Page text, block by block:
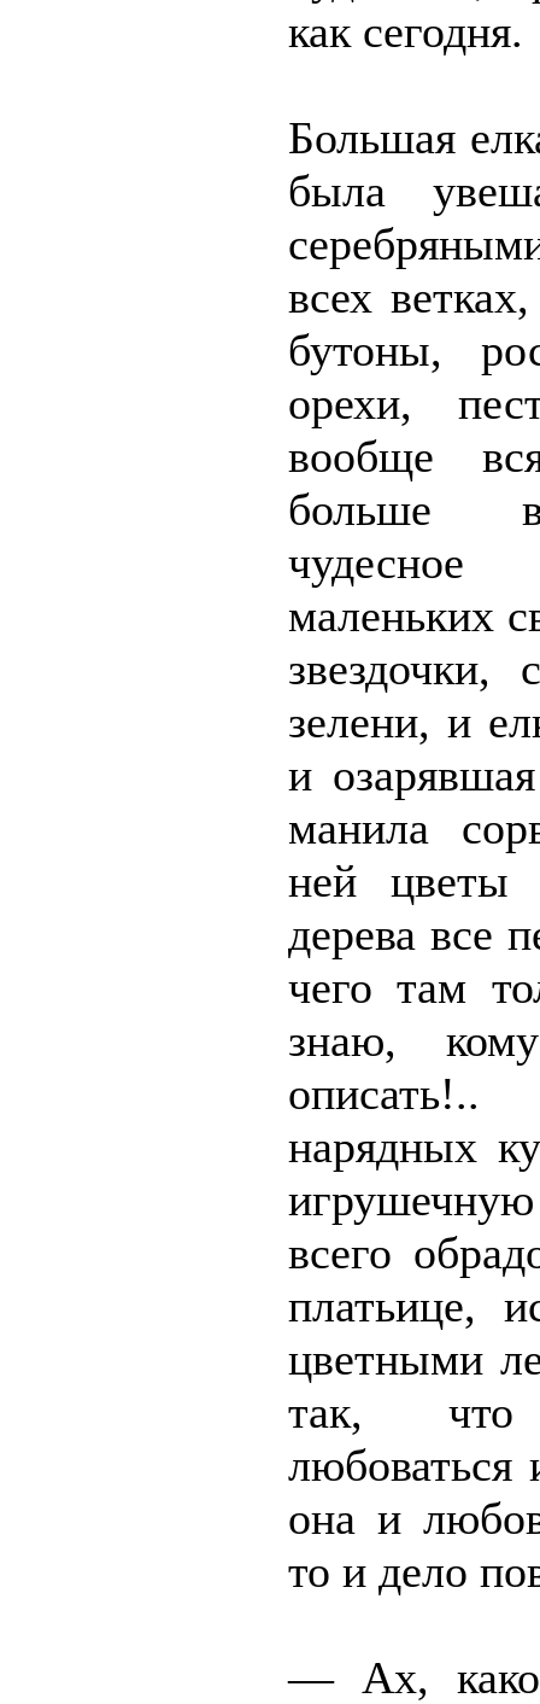
как сегодня.
Большая
была
всех
бутоны,
орехи,
вообще
больше
маленьких
звездочки,
зелени, и
и
манила
ней цветы
дерева все
чего там
знаю,
нарядных
всего
платьице,
цветными
так,
любоваться
она и
то и дело
— Ах,